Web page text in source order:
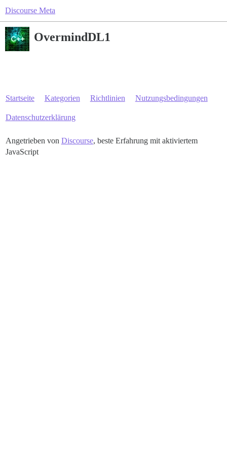
Discourse Meta
OvermindDL1
Startseite Kategorien Richtlinien Nutzungsbedingungen
Datenschutzerklärung
Angetrieben von Discourse, beste Erfahrung mit aktiviertem
JavaScript